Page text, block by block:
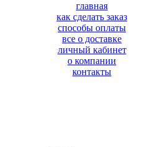
главная
как сделать заказ
способы оплаты
все о доставке
личный кабинет
о компании
контакты